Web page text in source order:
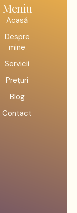
Meniu
Acasă
Despre
mine
Servicii
Prețuri
Blog
Contact